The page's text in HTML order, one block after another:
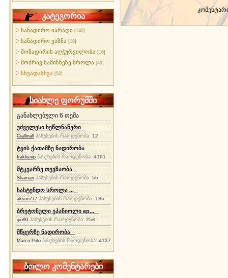
კატეგორია
სანადირო იარაღი [140]
სანადირო ვაზნა [19]
მონადირის აღჭურვილობა [16]
მოძრავ სამიზნეზე სროლა [49]
სხვადასხვა [52]
სიახლე ფორუმში
განახლებული 6 თემა
უძველესი ხეწლნაწერი
Ciallinall პასუხების რაოდენობა:12
ტყის ქათამზე ნადირობა
Iraklisnip პასუხების რაოდენობა: 4101
მტკვარზე თევზაობა
Shaman პასუხების რაოდენობა:55
სასტენდო სროლა ...
akson777 პასუხების რაოდენობა:195
ბრეტონული ეპანიოლი ep...
gio90 პასუხების რაოდენობა:256
მწყერზე ნადირობა
Marco-Polo პასუხების რაოდენობა:4137
ბოლო კომენტარები